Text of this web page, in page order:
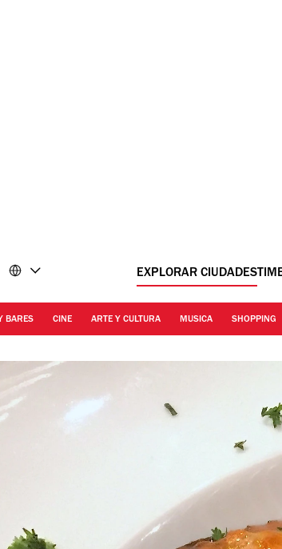
EXPLORAR CIUDADES
BARES CINE ARTE Y CULTURA MUSICA SHOPPING